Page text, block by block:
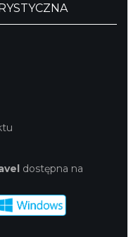
dostępna na